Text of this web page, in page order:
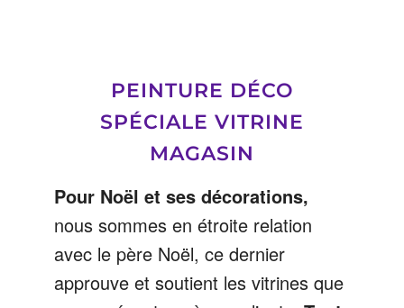
PEINTURE DÉCO
SPÉCIALE VITRINE
MAGASIN
Pour Noël et ses décorations,
nous sommes en étroite relation
avec le père Noël, ce dernier
approuve et soutient les vitrines que